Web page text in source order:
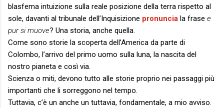
blasfema intuizione sulla reale posizione della terra rispetto al
sole, davanti al tribunale dell’Inquisizione pronuncia la frase e
pur si muove? Una storia, anche quella.
Come sono storie la scoperta dell’America da parte di
Colombo, l’arrivo del primo uomo sulla luna, la nascita del
nostro pianeta e così via.
Scienza o miti, devono tutto alle storie proprio nei passaggi più
importanti che li sorreggono nel tempo.
Tuttavia, c’è un anche un tuttavia, fondamentale, a mio avviso.